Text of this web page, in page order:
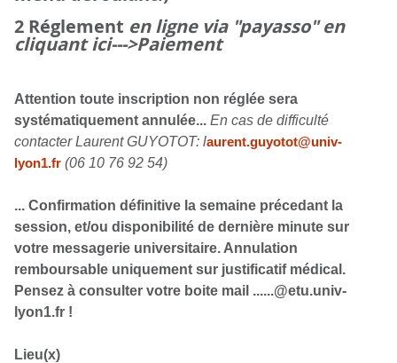
2 Réglement en ligne via "payasso" en
cliquant ici--->Paiement
Attention toute inscription non réglée sera
systématiquement annulée... En cas de difficulté
contacter Laurent GUYOTOT: laurent.guyotot@univ-
lyon1.fr (06 10 76 92 54)
... Confirmation définitive la semaine précedant la
session, et/ou disponibilité de dernière minute sur
votre messagerie universitaire. Annulation
remboursable uniquement sur justificatif médical.
Pensez à consulter votre boite mail ......@etu.univ-
lyon1.fr !
Lieu(x)